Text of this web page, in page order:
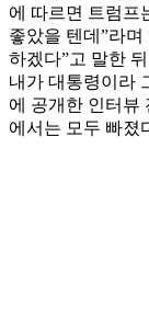
에 따르면 트럼프
좋았을 텐데”라
하겠다”고 말한
내가 대통령이라
에 공개한 인터뷰
에서는 모두 빠졌